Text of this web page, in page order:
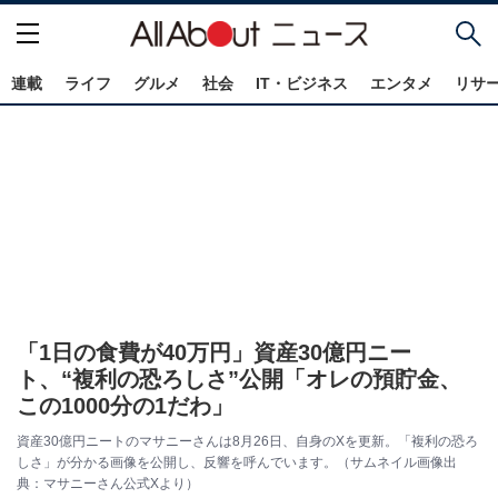
連載 ライフ グルメ 社会 IT・ビジネス エンタメ リサ
「1日の食費が40万円」資産30億円ニー
ト、“複利の恐ろしさ”公開「オレの預貯金、
この1000分の1だわ」
資産30億円ニートのマサニーさんは8月26日、自身のXを更新。「複利の恐ろ
しさ」が分かる画像を公開し、反響を呼んでいます。（サムネイル画像出
典：マサニーさん公式Xより）